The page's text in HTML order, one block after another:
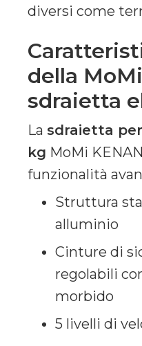
diversi come
della
sdraietta
La sdraietta
kg MoMi
funzionalità
Struttura
alluminio
Cinture di
regolabili
morbido
5 livelli di